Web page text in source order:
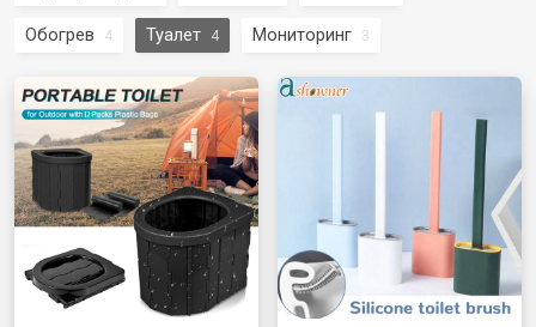
Обогрев 4 Туалет 4 Мониторинг 3